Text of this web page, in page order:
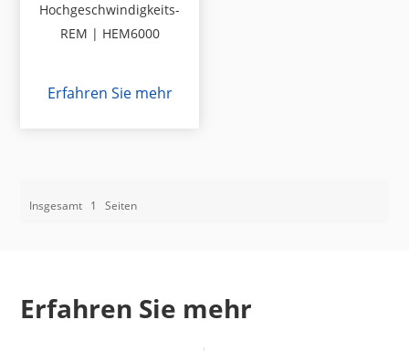
Hochgeschwindigkeits-
REM | HEM6000
Erfahren Sie mehr
Insgesamt 1 Seiten
Erfahren Sie mehr